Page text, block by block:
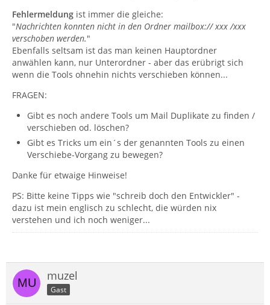
Fehlermeldung ist immer die gleiche:
"Nachrichten konnten nicht in den Ordner mailbox:// xxx /xxx
verschoben werden."
Ebenfalls seltsam ist das man keinen Hauptordner
anwählen kann, nur Unterordner - aber das erübrigt sich
wenn die Tools ohnehin nichts verschieben können...
FRAGEN:
Gibt es noch andere Tools um Mail Duplikate zu finden /
verschieben od. löschen?
Gibt es Tricks um ein´s der genannten Tools zu einen
Verschiebe-Vorgang zu bewegen?
Danke für etwaige Hinweise!
PS: Bitte keine Tipps wie "schreib doch den Entwickler" -
dazu ist mein englisch zu schlecht, die würden nix
verstehen und ich noch weniger...
muzel
Gast